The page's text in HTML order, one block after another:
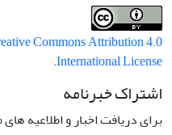
Commons Attribution 4.0
International License
.
اشتراک خبرنامه
برای دریافت اخبار و اطلاعیه